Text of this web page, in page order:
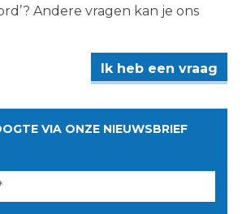
Andere vragen kan je ons
Ik heb een vraag
VIA ONZE NIEUWSBRIEF